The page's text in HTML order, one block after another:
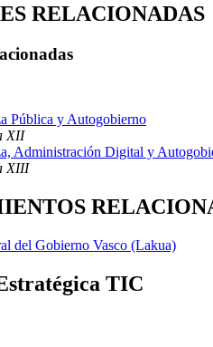
RELACIONADAS
Pública y Autogobierno
XII
Administración Digital y
XIII
del Gobierno Vasco (Lakua)
TIC